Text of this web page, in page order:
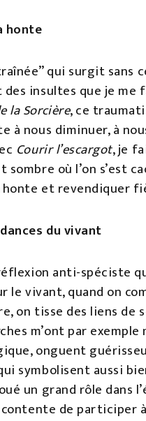
honte
qui surgit
insultes que je me
la Sorcière, ce
à nous diminuer, à
Courir l’escargot, je
sombre où l’on s’est
et revendiquer
du vivant
anti-spéciste
le vivant, quand on
on tisse des liens
m’ont par
onguent
symbolisent aussi
un grand rôle dans
de participer